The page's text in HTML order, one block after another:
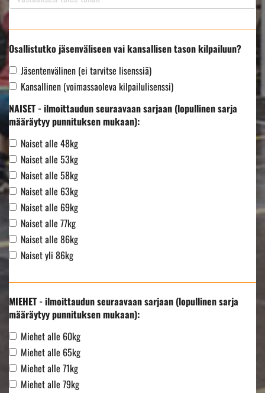
Osallistutko jäsenväliseen vai kansallisen tason kilpailuun?
Jäsentenvälinen (ei tarvitse lisenssiä)
Kansallinen (voimassaoleva kilpailulisenssi)
NAISET - ilmoittaudun seuraavaan sarjaan (lopullinen sarja
määräytyy punnituksen mukaan):
Naiset alle 48kg
Naiset alle 53kg
Naiset alle 58kg
Naiset alle 63kg
Naiset alle 69kg
Naiset alle 77kg
Naiset alle 86kg
Naiset yli 86kg
MIEHET - ilmoittaudun seuraavaan sarjaan (lopullinen sarja
määräytyy punnituksen mukaan):
Miehet alle 60kg
Miehet alle 65kg
Miehet alle 71kg
Miehet alle 79kg